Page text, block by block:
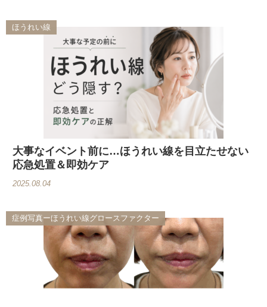
ほうれい線
大事なイベント前に…ほうれい線を目立たせない
応急処置＆即効ケア
2025.08.04
症例写真ーほうれい線グロースファクター